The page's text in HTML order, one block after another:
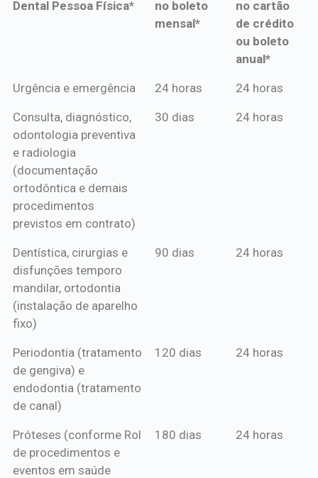
Dental Pessoa Física*
no boleto
mensal*
no cartão
de crédito
ou boleto
anual*
*Procedimentos Amil
*Pagamento
mensal*
*Pagamento
de crédito
Urgência e emergência 24 horas 24 horas
Consulta, diagnóstico,
odontologia preventiva
e radiologia
(documentação
ortodôntica e demais
procedimentos
previstos em contrato)
30 dias 24 horas
Dentística, cirurgias e
disfunções temporo
mandilar, ortodontia
(instalação de aparelho
fixo)
90 dias 24 horas
Periodontia (tratamento
de gengiva) e
endodontia (tratamento
de canal)
120 dias 24 horas
Próteses (conforme Rol
de procedimentos e
eventos em saúde
180 dias 24 horas